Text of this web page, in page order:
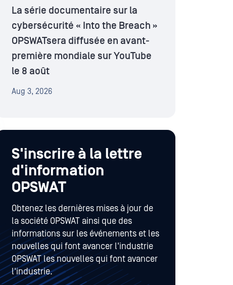
La série documentaire sur la
cybersécurité « Into the Breach »
OPSWATsera diffusée en avant-
première mondiale sur YouTube
le 8 août
Aug 3, 2026
S'inscrire à la lettre
d'information
OPSWAT
Obtenez les dernières mises à jour de
la société OPSWAT ainsi que des
informations sur les événements et les
nouvelles qui font avancer l'industrie
OPSWAT les nouvelles qui font avancer
l'industrie.